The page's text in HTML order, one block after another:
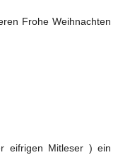
Frohe Weihnachten
eifrigen Mitleser ) ein